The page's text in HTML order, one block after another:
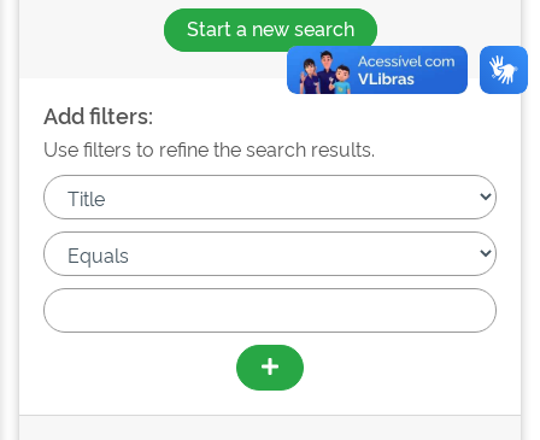
Start a new search
Add filters:
Use filters to refine the search results.